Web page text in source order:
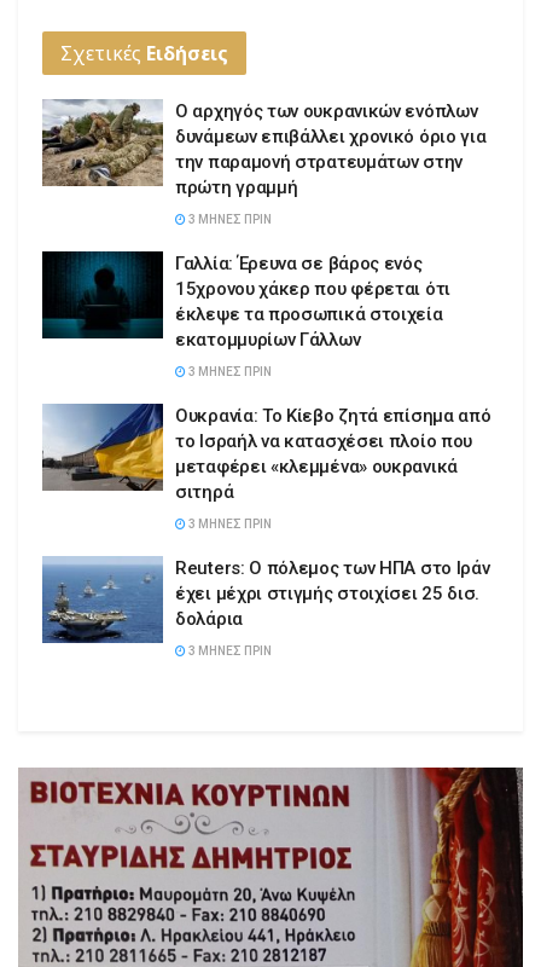
Σχετικές Ειδήσεις
Ο αρχηγός των ουκρανικών ενόπλων
δυνάμεων επιβάλλει χρονικό όριο για
την παραμονή στρατευμάτων στην
πρώτη γραμμή
3 ΜΉΝΕΣ ΠΡΙΝ
Γαλλία: Έρευνα σε βάρος ενός
15χρονου χάκερ που φέρεται ότι
έκλεψε τα προσωπικά στοιχεία
εκατομμυρίων Γάλλων
3 ΜΉΝΕΣ ΠΡΙΝ
Ουκρανία: Το Κίεβο ζητά επίσημα από
το Ισραήλ να κατασχέσει πλοίο που
μεταφέρει «κλεμμένα» ουκρανικά
σιτηρά
3 ΜΉΝΕΣ ΠΡΙΝ
Reuters: Ο πόλεμος των ΗΠΑ στο Ιράν
έχει μέχρι στιγμής στοιχίσει 25 δισ.
δολάρια
3 ΜΉΝΕΣ ΠΡΙΝ